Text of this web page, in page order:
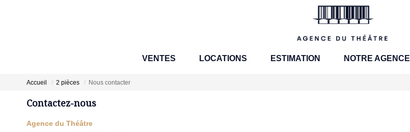
VENTES LOCATIONS ESTIMATION NOTRE AGENCE
Accueil 2 pièces Nous contacter
Contactez-nous
Agence du Théâtre